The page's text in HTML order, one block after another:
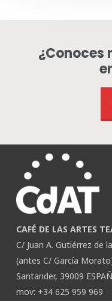
¿Conoces
CAFÉ DE LAS ARTES
C/ Juan A. Gutiérrez de
(antes C/ García
Santander, 39009
mov: +34 625 959 969